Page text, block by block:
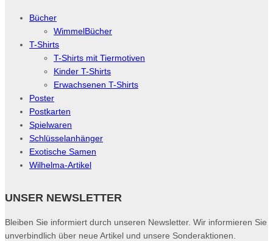
Bücher
WimmelBücher
T-Shirts
T-Shirts mit Tiermotiven
Kinder T-Shirts
Erwachsenen T-Shirts
Poster
Postkarten
Spielwaren
Schlüsselanhänger
Exotische Samen
Wilhelma-Artikel
UNSER NEWSLETTER
Bleiben Sie informiert durch unseren Newsletter. Wir informieren Sie
unverbindlich über neue Artikel und unsere Sonderaktionen.